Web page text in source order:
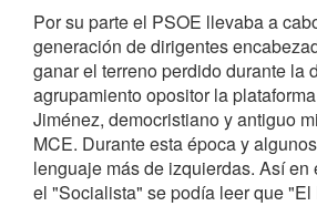
Por su parte el PSOE llevaba a
generación de dirigentes
ganar el terreno perdido durante la
agrupamiento opositor la
Jiménez, democristiano y antiguo
MCE. Durante esta época y
lenguaje más de izquierdas. Así
el "Socialista" se podía leer que